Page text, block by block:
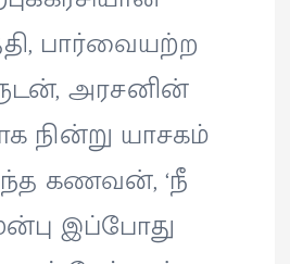
பார்வையற்ற
அரசனின்
நின்று யாசகம்
கணவன், ‘நீ
இப்போது